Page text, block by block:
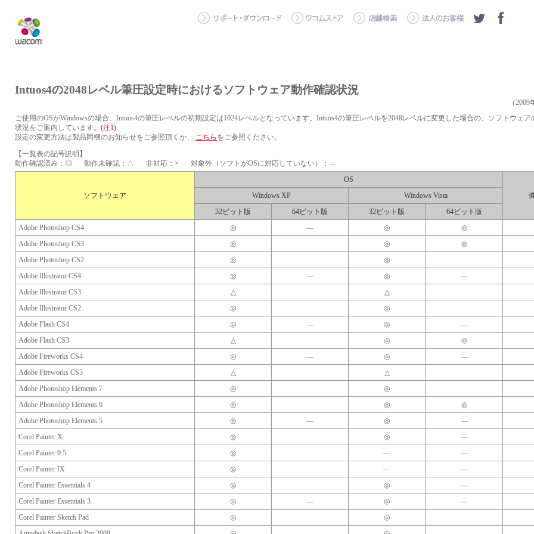
Intuos4の2048レベル筆圧設定時におけるソフトウェア動作確認状況
（2009
ご使用のOSがWindowsの場合、Intuos4の筆圧レベルの初期設定は1024レベルとなっています。Intuos4の筆圧レベルを2048レベルに変更した場合の、ソフトウェア
状況をご案内しています。 (注1)
設定の変更方法は製品同梱のお知らせをご参照頂くか、 こちら をご参照ください。
【一覧表の記号説明】
動作確認済み：◎
動作未確認：△ 非対応：× 対象外（ソフトがOSに対応していない）：―
ソフトウェア
OS
Windows XP
Windows Vista
32ビット版
64ビット版 32ビット版
64ビット版
Adobe Photoshop CS4
◎ ― ◎
◎
Adobe Photoshop CS3
◎ ◎
◎
Adobe Photoshop CS2
◎
◎
Adobe Illustrator CS4
◎ ― ◎
―
Adobe Illustrator CS3
△
△
Adobe Illustrator CS2
◎
◎
Adobe Flash CS4
◎ ― ◎
―
Adobe Flash CS3
△ ◎
◎
Adobe Fireworks CS4
◎ ― ◎
―
Adobe Fireworks CS3
△
△
Adobe Photoshop Elements 7
◎
◎
Adobe Photoshop Elements 6
◎ ◎
◎
Adobe Photoshop Elements 5
◎ ― ◎
―
Corel Painter X
◎ ◎
―
Corel Painter 9.5
◎ ―
―
Corel Painter IX
◎ ―
―
Corel Painter Essentials 4
◎ ◎
―
Corel Painter Essentials 3
◎ ― ◎
―
Corel Painter Sketch Pad
◎
◎